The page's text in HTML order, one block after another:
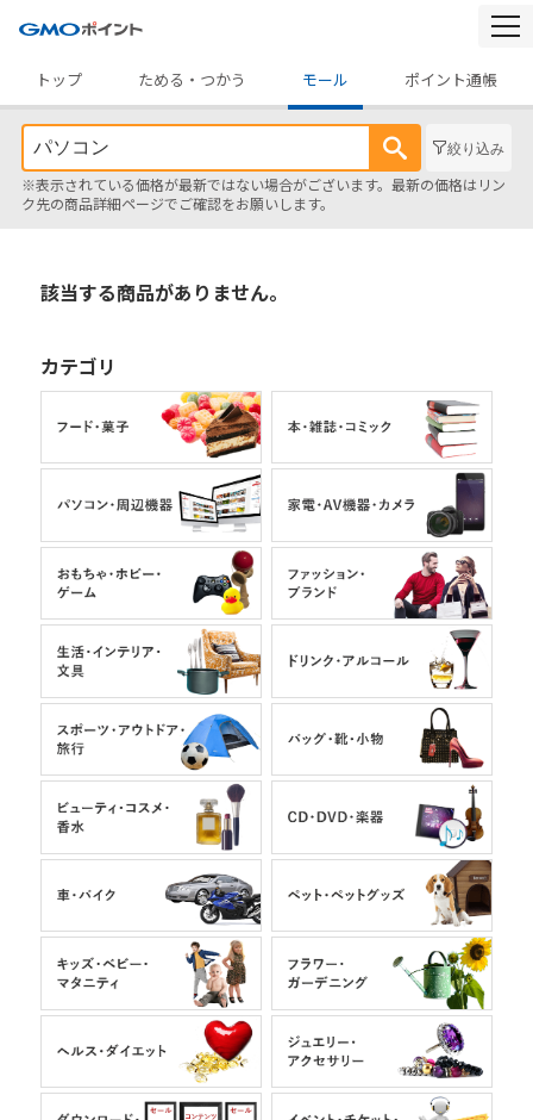
トップ
ためる・つかう モール ポイント通帳
絞り込み
※表示されている価格が最新ではない場合がございます。最新の価格はリン
ク先の商品詳細ページでご確認をお願いします。
該当する商品がありません。
カテゴリ